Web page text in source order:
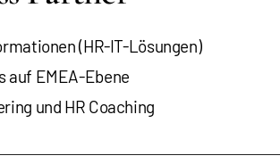
(HR-IT-Lösungen)
auf EMEA-Ebene
und HR Coaching